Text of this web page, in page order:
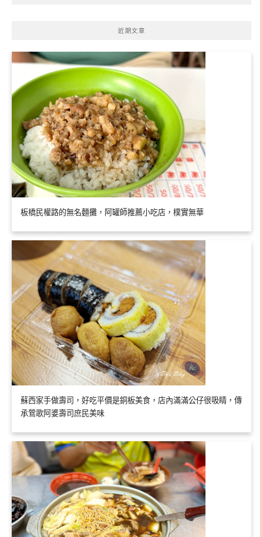
近期文章
板橋民權路的無名麵攤，阿罐師推薦小吃店，樸實無華
蘇西家手做壽司，好吃平價是銅板美食，店內滿滿公仔很吸睛，傳
承鶯歌阿婆壽司庶民美味